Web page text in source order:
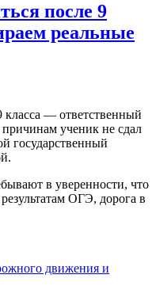
после 9
реальные
— ответственный
ученик не сдал
государственный
в уверенности, что
ОГЭ, дорога в